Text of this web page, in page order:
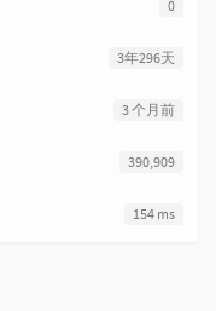
0
3年296天
3 个月前
390,909
154 ms